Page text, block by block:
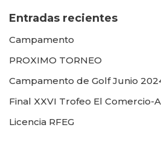
Entradas recientes
Campamento
PROXIMO TORNEO
Campamento de Golf Junio
Final XXVI Trofeo El Comercio-
Licencia RFEG